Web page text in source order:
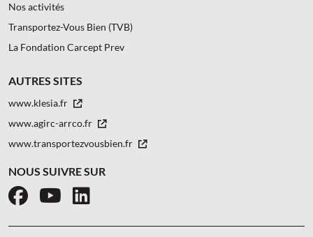
Nos activités
Transportez-Vous Bien (TVB)
La Fondation Carcept Prev
AUTRES SITES
www.klesia.fr
www.agirc-arrco.fr
www.transportezvousbien.fr
NOUS SUIVRE SUR
Facebook YouTube